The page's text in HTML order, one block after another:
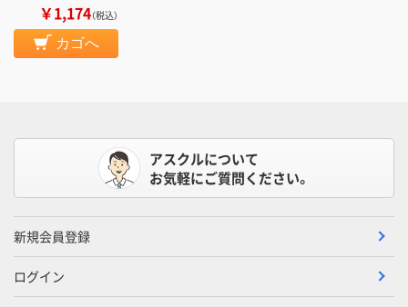
￥1,174（税込）
カゴへ
アスクルについて
お気軽にご質問ください。
新規会員登録
ログイン